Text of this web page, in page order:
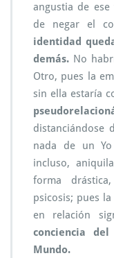
angustia de
de negar el
identidad
demás. No
Otro, pues la
sin ella estaría
distanciándose
nada de un
incluso,
forma
psicosis; pues
en relación
conciencia
Mundo.